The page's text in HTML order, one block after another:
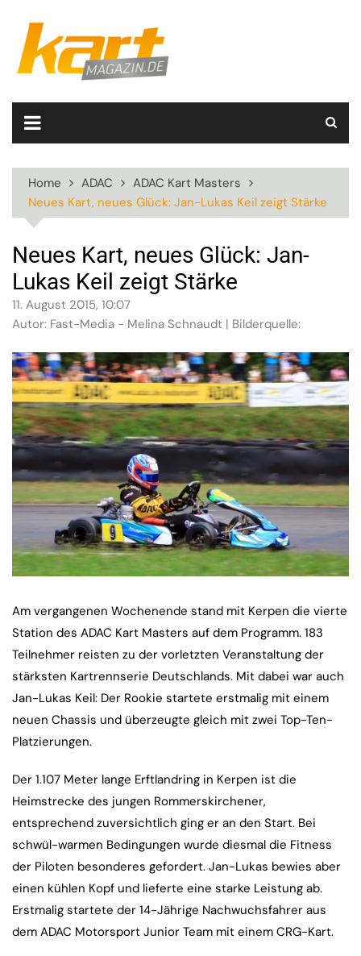
content
Home ADAC
ADAC Kart Masters
Neues Kart, neues Glück: Jan-Lukas Keil zeigt Stärke
Neues Kart, neues Glück: Jan-
Lukas Keil zeigt Stärke
11. August 2015, 10:07
Autor: Fast-Media - Melina Schnaudt | Bilderquelle:
Am vergangenen Wochenende stand mit Kerpen die vierte
Station des ADAC Kart Masters auf dem Programm. 183
Teilnehmer reisten zu der vorletzten Veranstaltung der
stärksten Kartrennserie Deutschlands. Mit dabei war auch
Jan-Lukas Keil: Der Rookie startete erstmalig mit einem
neuen Chassis und überzeugte gleich mit zwei Top-Ten-
Platzierungen.
Der 1.107 Meter lange Erftlandring in Kerpen ist die
Heimstrecke des jungen Rommerskirchener,
entsprechend zuversichtlich ging er an den Start. Bei
schwül-warmen Bedingungen wurde diesmal die Fitness
der Piloten besonderes gefordert. Jan-Lukas bewies aber
einen kühlen Kopf und lieferte eine starke Leistung ab.
Erstmalig startete der 14-Jährige Nachwuchsfahrer aus
dem ADAC Motorsport Junior Team mit einem CRG-Kart.